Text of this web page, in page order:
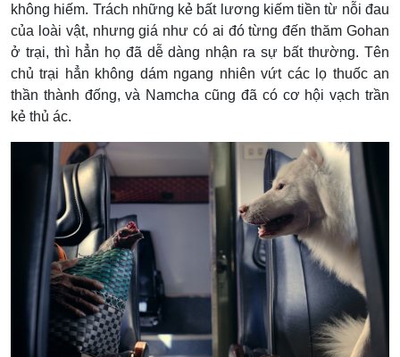
không hiếm. Trách những kẻ bất lương kiếm tiền từ nỗi đau
của loài vật, nhưng giá như có ai đó từng đến thăm Gohan
ở trại, thì hẳn họ đã dễ dàng nhận ra sự bất thường. Tên
chủ trại hẳn không dám ngang nhiên vứt các lọ thuốc an
thần thành đống, và Namcha cũng đã có cơ hội vạch trần
kẻ thủ ác.